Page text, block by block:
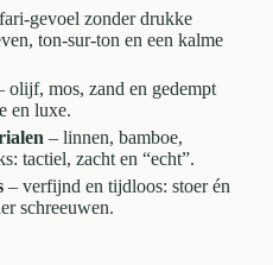
gevoel zonder drukke
ton-sur-ton en een kalme
olijf, mos, zand en gedempt
en luxe.
– linnen, bamboe,
tactiel, zacht en “echt”.
– verfijnd en tijdloos: stoer én
schreeuwen.